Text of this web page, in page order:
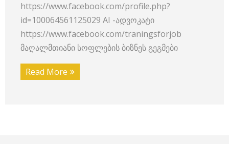
https://www.facebook.com/profile.php?
id=100064561125029 AI -ადვოკატი
https://www.facebook.com/traningsforjob
მაღალმთიანი სოფლების ბიზნეს გეგმები
Read More